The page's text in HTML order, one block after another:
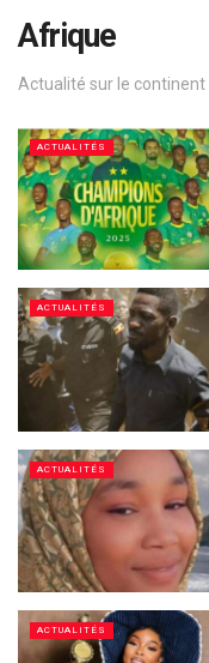
Afrique
Actualité sur le
ACTUALITÉS
ACTUALITÉS
ACTUALITÉS
ACTUALITÉS